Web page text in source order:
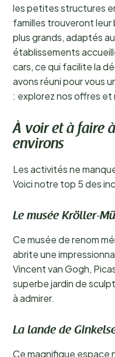
les petites structures
familles trouveront leur
plus grands, adaptés
établissements
cars, ce qui facilite la
avons réuni pour vous
: explorez nos offres
À voir et à faire
environs
Les activités ne
Voici notre top 5 des
Le musée Kröller-
Ce musée de renom
abrite une
Vincent van Gogh,
superbe jardin de
à admirer.
La lande de
Ce magnifique espace